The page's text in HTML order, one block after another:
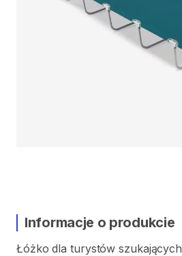
Informacje o produkcie
Łóżko dla turystów szukających